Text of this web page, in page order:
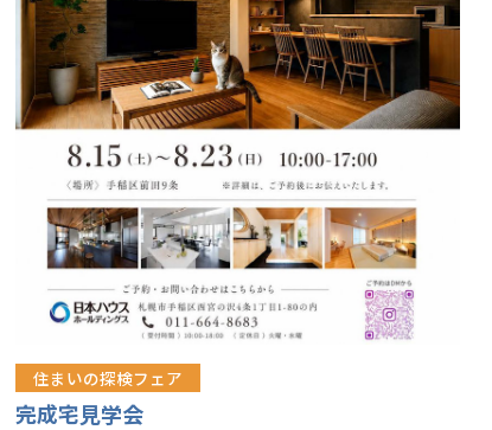
住まいの探検フェア
完成宅見学会